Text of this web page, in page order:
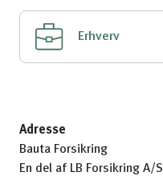
Erhverv
Adresse
Bauta Forsikring
En del af LB Forsikring A/S